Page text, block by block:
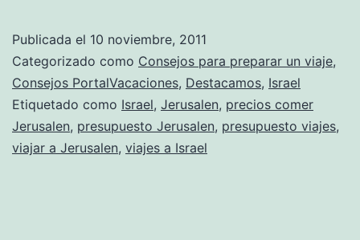
Publicada el 10 noviembre, 2011
Categorizado como Consejos para preparar un viaje,
Consejos PortalVacaciones, Destacamos, Israel
Etiquetado como Israel, Jerusalen, precios comer
Jerusalen, presupuesto Jerusalen, presupuesto viajes,
viajar a Jerusalen, viajes a Israel